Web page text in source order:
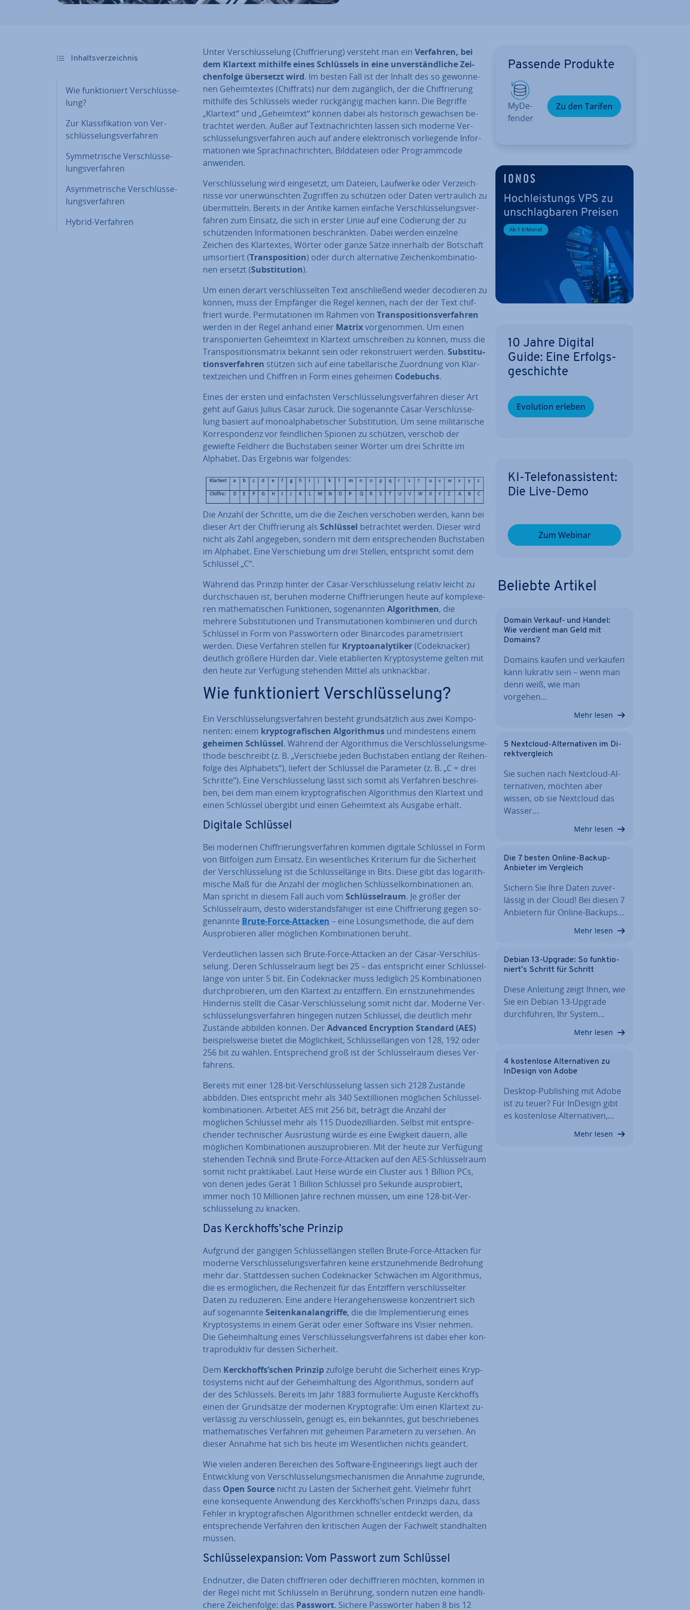
In­halts­ver­zeich­nis
Wie funk­tio­niert Ver­schlüs­se­
lung?
Zur Klas­si­fi­ka­ti­on von Ver­
schlüs­se­lungs­ver­fah­ren
Sym­me­tri­sche Ver­schlüs­se­
lungs­ver­fah­ren
Asym­me­tri­sche Ver­schlüs­se­
lungs­ver­fah­ren
Hybrid-Verfahren
Unter Ver­schlüs­se­lung (Chif­frie­rung) versteht man ein Verfahren, bei
dem Klartext mithilfe eines Schlüs­sels in eine un­ver­ständ­li­che Zei­
chen­fol­ge übersetzt wird. Im besten Fall ist der Inhalt des so ge­won­ne­
nen Ge­heim­tex­tes (Chiffrats) nur dem zu­gäng­lich, der die Chif­frie­rung
mithilfe des Schlüs­sels wieder rück­gän­gig machen kann. Die Begriffe
„Klartext“ und „Ge­heim­text“ können dabei als his­to­risch gewachsen be­
trach­tet werden. Außer auf Text­nach­rich­ten lassen sich moderne Ver­
schlüs­se­lungs­ver­fah­ren auch auf andere elek­tro­nisch vor­lie­gen­de In­for­
ma­tio­nen wie Sprach­nach­rich­ten, Bild­da­tei­en oder Pro­gramm­code
anwenden.
Ver­schlüs­se­lung wird ein­ge­setzt, um Dateien, Laufwerke oder Ver­zeich­
nis­se vor un­er­wünsch­ten Zugriffen zu schützen oder Daten ver­trau­lich zu
über­mit­teln. Bereits in der Antike kamen einfache Ver­schlüs­se­lungs­ver­
fah­ren zum Einsatz, die sich in erster Linie auf eine Codierung der zu
schüt­zen­den In­for­ma­tio­nen be­schränk­ten. Dabei werden einzelne
Zeichen des Klar­tex­tes, Wörter oder ganze Sätze innerhalb der Botschaft
um­sor­tiert (Trans­po­si­ti­on) oder durch al­ter­na­ti­ve Zei­chen­kom­bi­na­tio­
nen ersetzt (Sub­sti­tu­ti­on).
Um einen derart ver­schlüs­sel­ten Text an­schlie­ßend wieder de­co­die­ren zu
können, muss der Empfänger die Regel kennen, nach der der Text chif­
friert wurde. Per­mu­ta­tio­nen im Rahmen von Trans­po­si­ti­ons­ver­fah­ren
werden in der Regel anhand einer Matrixvor­ge­nom­men. Um einen
trans­po­nier­ten Ge­heim­text in Klartext um­schrei­ben zu können, muss die
Trans­po­si­ti­ons­ma­trix bekannt sein oder re­kon­stru­iert werden. Sub­sti­tu­
ti­ons­ver­fah­ren stützen sich auf eine ta­bel­la­ri­sche Zuordnung von Klar­
text­zei­chen und Chiffren in Form eines geheimen Codebuchs.
Eines der ersten und ein­fachs­ten Ver­schlüs­se­lungs­ver­fah­ren dieser Art
geht auf Gaius Julius Cäsar zurück. Die so­ge­nann­te Cäsar-Ver­schlüs­se­
lung basiert auf mo­no­al­pha­be­ti­scher Sub­sti­tu­ti­on. Um seine mi­li­tä­ri­sche
Kor­re­spon­denz vor feind­li­chen Spionen zu schützen, verschob der
gewiefte Feldherr die Buch­sta­ben seiner Wörter um drei Schritte im
Alphabet. Das Ergebnis war folgendes:
Die Anzahl der Schritte, um die die Zeichen ver­scho­ben werden, kann bei
dieser Art der Chif­frie­rung als Schlüssel be­trach­tet werden. Dieser wird
nicht als Zahl angegeben, sondern mit dem ent­spre­chen­den Buch­sta­ben
im Alphabet. Eine Ver­schie­bung um drei Stellen, ent­spricht somit dem
Schlüssel „C“.
Während das Prinzip hinter der Cäsar-Ver­schlüs­se­lung relativ leicht zu
durch­schau­en ist, beruhen moderne Chif­frie­run­gen heute auf kom­ple­xe­
ren ma­the­ma­ti­schen Funk­tio­nen, so­ge­nann­ten Al­go­rith­men, die
mehrere Sub­sti­tu­tio­nen und Trans­mu­ta­tio­nen kom­bi­nie­ren und durch
Schlüssel in Form von Pass­wör­tern oder Bi­när­codes pa­ra­me­tri­siert
werden. Diese Verfahren stellen für Kryp­to­ana­ly­ti­ker(Code­kna­cker)
deutlich größere Hürden dar. Viele eta­blier­ten Kryp­to­sys­te­me gelten mit
den heute zur Verfügung stehenden Mittel als un­knack­bar.
Wie funk­tio­niert Ver­schlüs­se­lung?
Ein Ver­schlüs­se­lungs­ver­fah­ren besteht grund­sätz­lich aus zwei Kom­po­
nen­ten: einem kryp­to­gra­fi­schen Al­go­rith­mus und min­des­tens einem
geheimen Schlüssel. Während der Al­go­rith­mus die Ver­schlüs­se­lungs­me­
tho­de be­schreibt (z. B. „Ver­schie­be jeden Buch­sta­ben entlang der Rei­hen­
fol­ge des Alphabets“), liefert der Schlüssel die Parameter (z. B. „C = drei
Schritte“). Eine Ver­schlüs­se­lung lässt sich somit als Verfahren be­schrei­
ben, bei dem man einem kryp­to­gra­fi­schen Al­go­rith­mus den Klartext und
einen Schlüssel übergibt und einen Ge­heim­text als Ausgabe erhält.
Digitale Schlüssel
Bei modernen Chif­frie­rungs­ver­fah­ren kommen digitale Schlüssel in Form
von Bitfolgen zum Einsatz. Ein we­sent­li­ches Kriterium für die Si­cher­heit
der Ver­schlüs­se­lung ist die Schlüs­sel­län­ge in Bits. Diese gibt das log­arith­
mi­sche Maß für die Anzahl der möglichen Schlüs­sel­kom­bi­na­tio­nen an.
Man spricht in diesem Fall auch vom Schlüs­sel­raum. Je größer der
Schlüs­sel­raum, desto wi­der­stands­fä­hi­ger ist eine Chif­frie­rung gegen so­
ge­nann­te Brute-Force-Attacken – eine Lö­sungs­me­tho­de, die auf dem
Aus­pro­bie­ren aller möglichen Kom­bi­na­tio­nen beruht.
Ver­deut­li­chen lassen sich Brute-Force-Attacken an der Cäsar-Ver­schlüs­
se­lung. Deren Schlüs­sel­raum liegt bei 25 – das ent­spricht einer Schlüs­sel­
län­ge von unter 5 bit. Ein Code­kna­cker muss lediglich 25 Kom­bi­na­tio­nen
durch­pro­bie­ren, um den Klartext zu ent­zif­fern. Ein ernst­zu­neh­men­des
Hindernis stellt die Cäsar-Ver­schlüs­se­lung somit nicht dar. Moderne Ver­
schlüs­se­lungs­ver­fah­ren hingegen nutzen Schlüssel, die deutlich mehr
Zustände abbilden können. Der Advanced En­cryp­ti­on Standard (AES)
bei­spiels­wei­se bietet die Mög­lich­keit, Schlüs­sel­län­gen von 128, 192 oder
256 bit zu wählen. Ent­spre­chend groß ist der Schlüs­sel­raum dieses Ver­
fah­rens.
Bereits mit einer 128-bit-Ver­schlüs­se­lung lassen sich 2128 Zustände
abbilden. Dies ent­spricht mehr als 340 Sex­til­lio­nen möglichen Schlüs­sel­
kom­bi­na­tio­nen. Arbeitet AES mit 256 bit, beträgt die Anzahl der
möglichen Schlüssel mehr als 115 Duo­de­zil­li­ar­den. Selbst mit ent­spre­
chen­der tech­ni­scher Aus­rüs­tung würde es eine Ewigkeit dauern, alle
möglichen Kom­bi­na­tio­nen aus­zu­pro­bie­ren. Mit der heute zur Verfügung
stehenden Technik sind Brute-Force-Attacken auf den AES-Schlüs­sel­raum
somit nicht prak­ti­ka­bel. Laut Heise würde ein Cluster aus 1 Billion PCs,
von denen jedes Gerät 1 Billion Schlüssel pro Sekunde aus­pro­biert,
immer noch 10 Millionen Jahre rechnen müssen, um eine 128-bit-Ver­
schlüs­se­lung zu knacken.
Das Kerck­hoffs’sche Prinzip
Aufgrund der gängigen Schlüs­sel­län­gen stellen Brute-Force-Attacken für
moderne Ver­schlüs­se­lungs­ver­fah­ren keine erst­zu­neh­men­de Bedrohung
mehr dar. Statt­des­sen suchen Code­kna­cker Schwächen im Al­go­rith­mus,
die es er­mög­li­chen, die Re­chen­zeit für das Ent­zif­fern ver­schlüs­sel­ter
Daten zu re­du­zie­ren. Eine andere Her­an­ge­hens­wei­se kon­zen­triert sich
auf so­ge­nann­te Sei­ten­ka­nal­an­grif­fe, die die Im­ple­men­tie­rung eines
Kryp­to­sys­tems in einem Gerät oder einer Software ins Visier nehmen.
Die Ge­heim­hal­tung eines Ver­schlüs­se­lungs­ver­fah­rens ist dabei eher kon­
tra­pro­duk­tiv für dessen Si­cher­heit.
Dem Kerck­hoffs’schen Prinzipzufolge beruht die Si­cher­heit eines Kryp­
to­sys­tems nicht auf der Ge­heim­hal­tung des Al­go­rith­mus, sondern auf
der des Schlüs­sels. Bereits im Jahr 1883 for­mu­lier­te Auguste Kerck­hoffs
einen der Grund­sät­ze der modernen Kryp­to­gra­fie: Um einen Klartext zu­
ver­läs­sig zu ver­schlüs­seln, genügt es, ein bekanntes, gut be­schrie­be­nes
ma­the­ma­ti­sches Verfahren mit geheimen Pa­ra­me­tern zu versehen. An
dieser Annahme hat sich bis heute im We­sent­li­chen nichts geändert.
Wie vielen anderen Bereichen des Software-En­gi­nee­rings liegt auch der
Ent­wick­lung von Ver­schlüs­se­lungs­me­cha­nis­men die Annahme zugrunde,
dass Open Source nicht zu Lasten der Si­cher­heit geht. Vielmehr führt
eine kon­se­quen­te Anwendung des Kerck­hoffs’schen Prinzips dazu, dass
Fehler in kryp­to­gra­fi­schen Al­go­rith­men schneller entdeckt werden, da
ent­spre­chen­de Verfahren den kri­ti­schen Augen der Fachwelt stand­hal­ten
müssen.
Schlüs­sel­ex­pan­si­on: Vom Passwort zum Schlüssel
Endnutzer, die Daten chif­frie­ren oder de­chif­frie­ren möchten, kommen in
der Regel nicht mit Schlüs­seln in Berührung, sondern nutzen eine hand­li­
che­re Zei­chen­fol­ge: das Passwort. Sichere Pass­wör­ter haben 8 bis 12
Passende Produkte
My­De­
fen­der
Zu den Tarifen
10 Jahre Digital
Guide: Eine Er­folgs­
ge­schich­te
Evolution erleben
KI-Te­le­fon­as­sis­tent:
Die Live-Demo
Zum Webinar
Beliebte Artikel
Domain Verkauf- und Handel:
Wie verdient man Geld mit
Domains?
Domains kaufen und verkaufen
kann lukrativ sein – wenn man
denn weiß, wie man
vorgehen…
Mehr lesen
5 Nextcloud-Al­ter­na­ti­ven im Di­
rekt­ver­gleich
Sie suchen nach Nextcloud-Al­
ter­na­ti­ven, möchten aber
wissen, ob sie Nextcloud das
Wasser…
Mehr lesen
Die 7 besten Online-Backup-
Anbieter im Vergleich
Sichern Sie Ihre Daten zu­ver­
läs­sig in der Cloud! Bei diesen 7
Anbietern für Online-Backups…
Mehr lesen
Debian 13-Upgrade: So funk­tio­
niert’s Schritt für Schritt
Diese Anleitung zeigt Ihnen, wie
Sie ein Debian 13-Upgrade
durch­füh­ren, Ihr System…
Mehr lesen
4 kos­ten­lo­se Al­ter­na­ti­ven zu
InDesign von Adobe
Desktop-Pu­bli­shing mit Adobe
ist zu teuer? Für InDesign gibt
es kos­ten­lo­se Al­ter­na­ti­ven,…
Mehr lesen